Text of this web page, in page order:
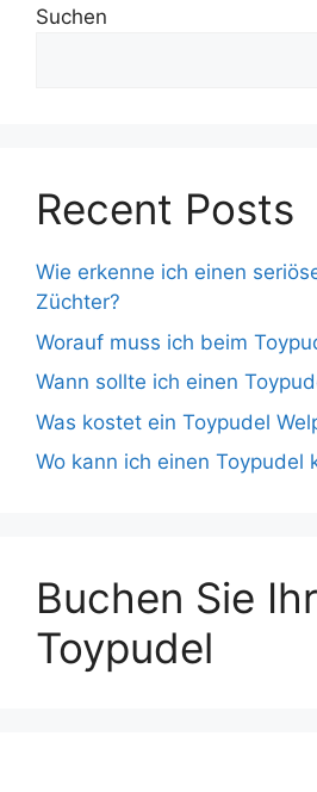
Suchen
Recent Posts
Wie erkenne ich einen
Züchter?
Worauf muss ich beim
Wann sollte ich einen
Was kostet ein Toypudel
Wo kann ich einen Toypudel
Buchen Sie
Toypudel